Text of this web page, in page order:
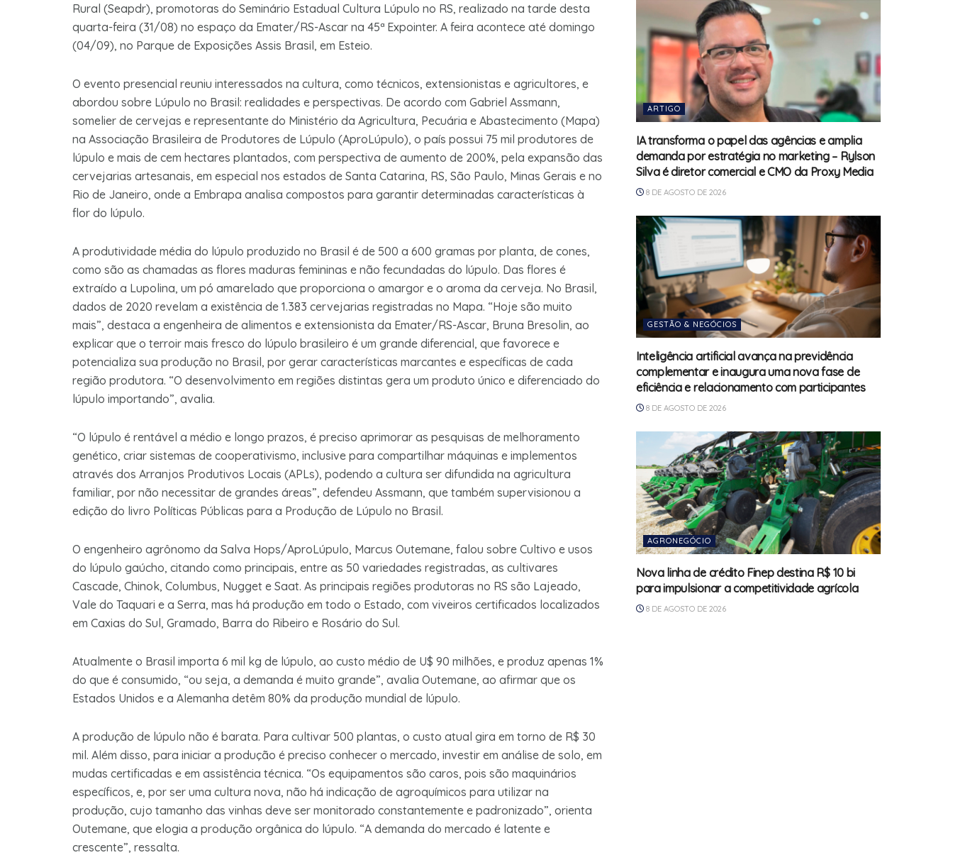
Rural (Seapdr), promotoras do Seminário Estadual Cultura Lúpulo no RS, realizado na tarde desta
quarta-feira (31/08) no espaço da Emater/RS-Ascar na 45ª Expointer. A feira acontece até domingo
(04/09), no Parque de Exposições Assis Brasil, em Esteio.
O evento presencial reuniu interessados na cultura, como técnicos, extensionistas e agricultores, e
abordou sobre Lúpulo no Brasil: realidades e perspectivas. De acordo com Gabriel Assmann,
somelier de cervejas e representante do Ministério da Agricultura, Pecuária e Abastecimento (Mapa)
na Associação Brasileira de Produtores de Lúpulo (AproLúpulo), o país possui 75 mil produtores de
lúpulo e mais de cem hectares plantados, com perspectiva de aumento de 200%, pela expansão das
cervejarias artesanais, em especial nos estados de Santa Catarina, RS, São Paulo, Minas Gerais e no
Rio de Janeiro, onde a Embrapa analisa compostos para garantir determinadas características à
flor do lúpulo.
A produtividade média do lúpulo produzido no Brasil é de 500 a 600 gramas por planta, de cones,
como são as chamadas as flores maduras femininas e não fecundadas do lúpulo. Das flores é
extraído a Lupolina, um pó amarelado que proporciona o amargor e o aroma da cerveja. No Brasil,
dados de 2020 revelam a existência de 1.383 cervejarias registradas no Mapa. “Hoje são muito
mais”, destaca a engenheira de alimentos e extensionista da Emater/RS-Ascar, Bruna Bresolin, ao
explicar que o terroir mais fresco do lúpulo brasileiro é um grande diferencial, que favorece e
potencializa sua produção no Brasil, por gerar características marcantes e específicas de cada
região produtora. “O desenvolvimento em regiões distintas gera um produto único e diferenciado do
lúpulo importando”, avalia.
“O lúpulo é rentável a médio e longo prazos, é preciso aprimorar as pesquisas de melhoramento
genético, criar sistemas de cooperativismo, inclusive para compartilhar máquinas e implementos
através dos Arranjos Produtivos Locais (APLs), podendo a cultura ser difundida na agricultura
familiar, por não necessitar de grandes áreas”, defendeu Assmann, que também supervisionou a
edição do livro Políticas Públicas para a Produção de Lúpulo no Brasil.
O engenheiro agrônomo da Salva Hops/AproLúpulo, Marcus Outemane, falou sobre Cultivo e usos
do lúpulo gaúcho, citando como principais, entre as 50 variedades registradas, as cultivares
Cascade, Chinok, Columbus, Nugget e Saat. As principais regiões produtoras no RS são Lajeado,
Vale do Taquari e a Serra, mas há produção em todo o Estado, com viveiros certificados localizados
em Caxias do Sul, Gramado, Barra do Ribeiro e Rosário do Sul.
Atualmente o Brasil importa 6 mil kg de lúpulo, ao custo médio de U$ 90 milhões, e produz apenas 1%
do que é consumido, “ou seja, a demanda é muito grande”, avalia Outemane, ao afirmar que os
Estados Unidos e a Alemanha detêm 80% da produção mundial de lúpulo.
A produção de lúpulo não é barata. Para cultivar 500 plantas, o custo atual gira em torno de R$ 30
mil. Além disso, para iniciar a produção é preciso conhecer o mercado, investir em análise de solo, em
mudas certificadas e em assistência técnica. “Os equipamentos são caros, pois são maquinários
específicos, e, por ser uma cultura nova, não há indicação de agroquímicos para utilizar na
produção, cujo tamanho das vinhas deve ser monitorado constantemente e padronizado”, orienta
Outemane, que elogia a produção orgânica do lúpulo. “A demanda do mercado é latente e
crescente”, ressalta.
ARTIGO
IA transforma o papel das agências e amplia
demanda por estratégia no marketing – Rylson
Silva é diretor comercial e CMO da Proxy Media
8 DE AGOSTO DE 2026
GESTÃO & NEGÓCIOS
Inteligência artificial avança na previdência
complementar e inaugura uma nova fase de
eficiência e relacionamento com participantes
8 DE AGOSTO DE 2026
AGRONEGÓCIO
Nova linha de crédito Finep destina R$ 10 bi
para impulsionar a competitividade agrícola
8 DE AGOSTO DE 2026